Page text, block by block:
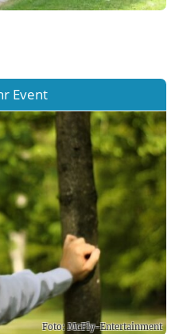
Event
Foto: McFly-Entertainment